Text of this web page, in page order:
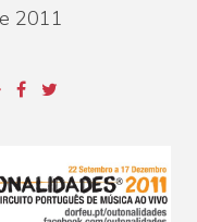
2011